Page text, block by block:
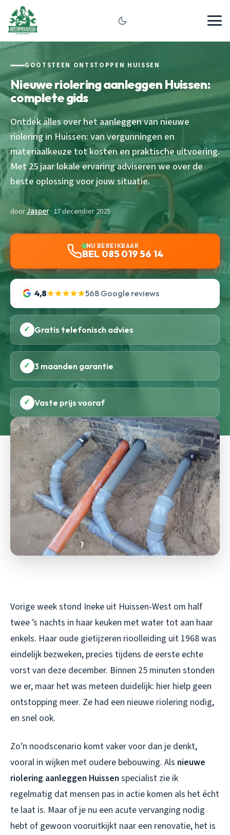
GOOTSTEEN ONTSTOPPEN HUISSEN
Nieuwe riolering aanleggen Huissen:
complete gids
Ontdek alles over het aanleggen van nieuwe
riolering in Huissen: van vergunningen en
materiaalkeuze tot kosten en praktische uitvoering.
Met 25 jaar lokale ervaring adviseren we over de
beste oplossing voor jouw situatie.
doorJasper· 17 december 2025
NU BEREIKBAAR
BEL 085 019 56 14
4,8★★★★★568 Google reviews
✓ Gratis telefonisch advies
✓ 3 maanden garantie
✓ Vaste prijs vooraf
Vorige week stond Ineke uit Huissen-West om half
twee ’s nachts in haar keuken met water tot aan haar
enkels. Haar oude gietijzeren rioolleiding uit 1968 was
eindelijk bezweken, precies tijdens de eerste echte
vorst van deze december. Binnen 25 minuten stonden
we er, maar het was meteen duidelijk: hier hielp geen
ontstopping meer. Ze had een nieuwe riolering nodig,
en snel ook.
Zo’n noodscenario komt vaker voor dan je denkt,
vooral in wijken met oudere bebouwing. Als nieuwe
riolering aanleggen Huissen specialist zie ik
regelmatig dat mensen pas in actie komen als het écht
te laat is. Maar of je nu een acute vervanging nodig
hebt of gewoon vooruitkijkt naar een renovatie, het is